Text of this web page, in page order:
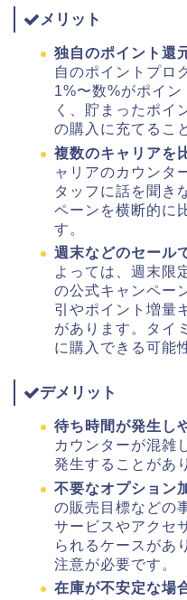
メリット
独自のポイント還
自のポイントプロ
1%〜数%がポイ
く、貯まったポイ
の購入に充てるこ
複数のキャリアを
ャリアのカウンタ
タッフに話を聞き
ペーンを横断的に
す。
週末などのセール
よっては、週末限
の公式キャンペー
引やポイント増量
があります。タイ
に購入できる可能
デメリット
待ち時間が発生し
カウンターが混雑
発生することがあ
不要なオプション
の販売目標などの
サービスやアクセ
られるケースがあ
注意が必要です。
在庫が不安定な場